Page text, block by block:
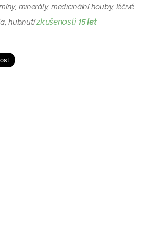
minerály, medicinální houby, léčivé
hubnutízkušenosti 15let